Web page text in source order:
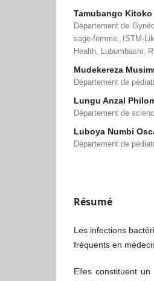
Tamubango Kitoko
Département de
sage-femme, ISTM-
Health, Lubumbashi,
Mudekereza
Département de
Lungu Anzal
Département de
Luboya Numbi
Département de
Résumé
Les infections
fréquents en
Elles constituent